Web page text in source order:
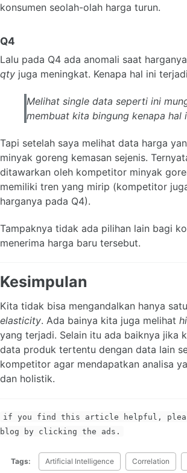
konsumen seolah-olah harga turun.
Q4
Lalu pada Q4 ada anomali saat
qty juga meningkat. Kenapa hal ini
Melihat single data seperti ini
membuat kita bingung kenapa hal
Tapi setelah saya melihat data harga
minyak goreng kemasan sejenis.
ditawarkan oleh kompetitor minyak
memiliki tren yang mirip (kompetitor
harganya pada Q4).
Tampaknya tidak ada pilihan lain bagi
menerima harga baru tersebut.
Kesimpulan
Kita tidak bisa mengandalkan hanya
elasticity. Ada bainya kita juga melihat
yang terjadi. Selain itu ada baiknya jika
data produk tertentu dengan data lain
kompetitor agar mendapatkan analisa
dan holistik.
if you find this article helpful,
blog by clicking the ads.
Tags: Artificial Intelligence Correlation